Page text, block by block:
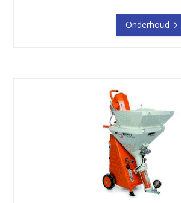
Onderhoud